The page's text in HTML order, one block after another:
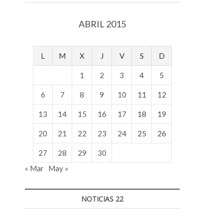
ABRIL 2015
L M X J V S D
1 2 3 4 5
6 7 8 9 10 11 12
13 14 15 16 17 18 19
20 21 22 23 24 25 26
27 28 29
30
« Mar May »
NOTICIAS 22